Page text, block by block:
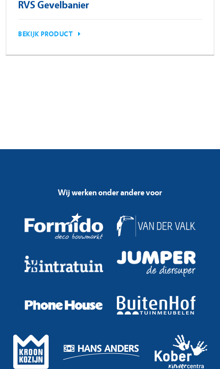
RVS Gevelbanier
BEKIJK PRODUCT
Wij werken onder andere voor